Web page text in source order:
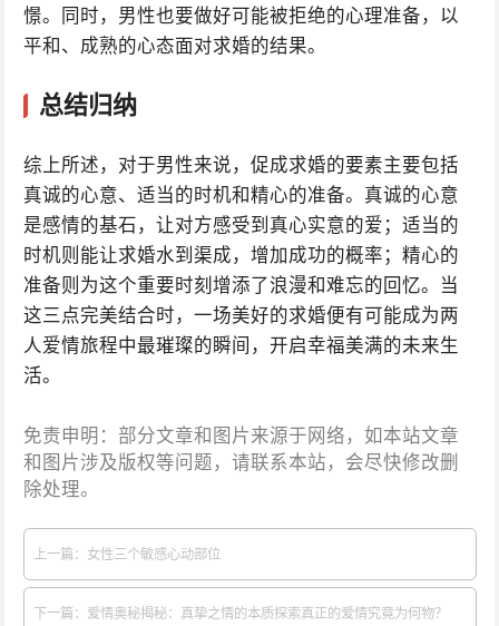
憬。同时，男性也要做好可能被拒绝的心理准备，以
平和、成熟的心态面对求婚的结果。
总结归纳
综上所述，对于男性来说，促成求婚的要素主要包括
真诚的心意、适当的时机和精心的准备。真诚的心意
是感情的基石，让对方感受到真心实意的爱；适当的
时机则能让求婚水到渠成，增加成功的概率；精心的
准备则为这个重要时刻增添了浪漫和难忘的回忆。当
这三点完美结合时，一场美好的求婚便有可能成为两
人爱情旅程中最璀璨的瞬间，开启幸福美满的未来生
活。
免责申明：部分文章和图片来源于网络，如本站文章
和图片涉及版权等问题，请联系本站，会尽快修改删
除处理。
上一篇：女性三个敏感心动部位
下一篇：爱情奥秘揭秘：真挚之情的本质探索真正的爱情究竟为何物？